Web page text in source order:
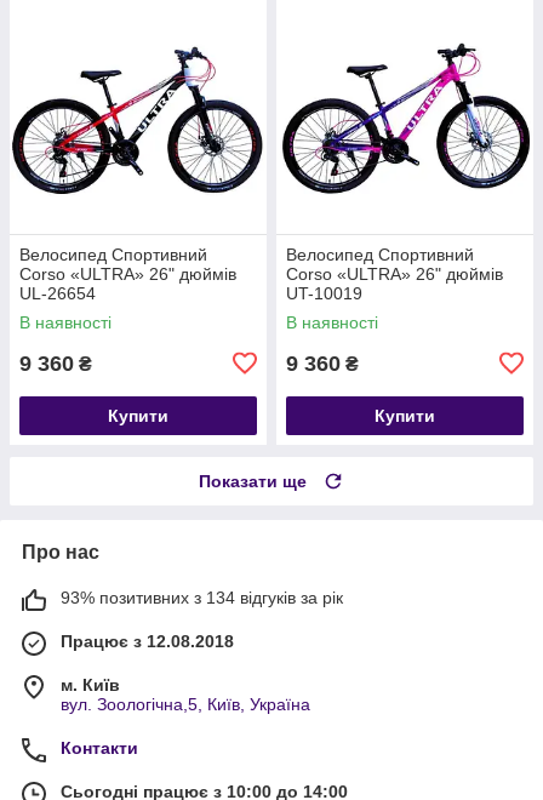
Велосипед Спортивний
Corso «ULTRA» 26" дюймів
UL-26654
В наявності
9 360 ₴
Купити
Велосипед Спортивний
Corso «ULTRA» 26" дюймів
UT-10019
В наявності
9 360 ₴
Купити
Показати ще
Про нас
93% позитивних з 134 відгуків за рік
Працює з 12.08.2018
м. Київ
вул. Зоологічна,5, Київ, Україна
Контакти
Сьогодні працює з 10:00 до 14:00